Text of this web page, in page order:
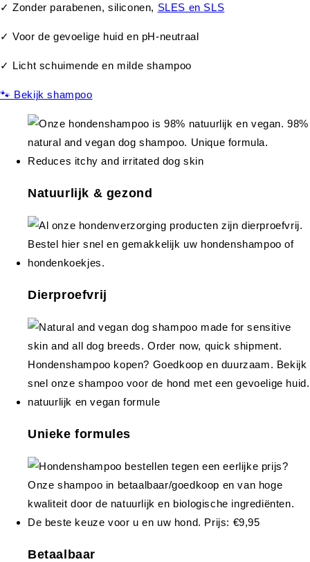
✓ Zonder parabenen, siliconen, SLES en SLS
✓ Voor de gevoelige huid en pH-neutraal
✓ Licht schuimende en milde shampoo
🐾 Bekijk shampoo
Natuurlijk & gezond
Dierproefvrij
Unieke formules
Betaalbaar